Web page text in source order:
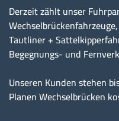
Derzeit zählt unser
Tautliner +
Begegnungs- und
Unseren Kunden stehen
Planen Wechselbrücken